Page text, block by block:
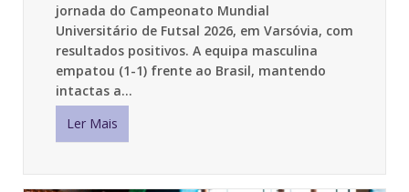
jornada do Campeonato Mundial
Universitário de Futsal 2026, em Varsóvia, com
resultados positivos. A equipa masculina
empatou (1-1) frente ao Brasil, mantendo
intactas a…
Ler Mais